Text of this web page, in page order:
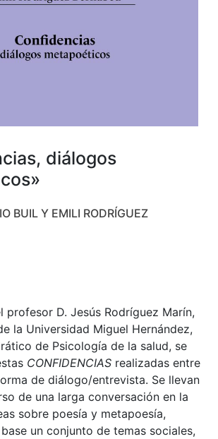
diálogos
BUIL Y EMILI RODRÍGUEZ
profesor D. Jesús Rodríguez Marín,
la Universidad Miguel Hernández,
de Psicología de la salud, se
CONFIDENCIAS realizadas entre
de diálogo/entrevista. Se llevan
de una larga conversación en la
sobre poesía y metapoesía,
un conjunto de temas sociales,